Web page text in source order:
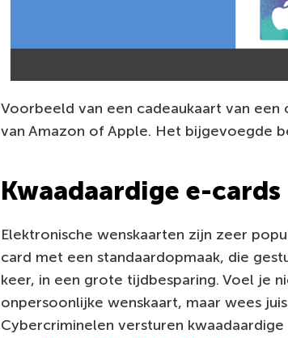
Voorbeeld van een cadeaukaart van
van Amazon of Apple. Het bijgevoegde
Kwaadaardige e-cards
Elektronische wenskaarten zijn zeer
card met een standaardopmaak, die
keer, in een grote tijdbesparing. Voel je
onpersoonlijke wenskaart, maar wees
Cybercriminelen versturen